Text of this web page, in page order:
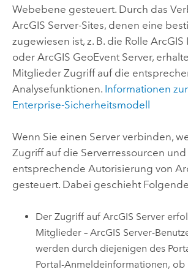
Webebene gesteuert. Durch das
ArcGIS Server-Sites, denen eine
zugewiesen ist, z. B. die Rolle ArcGIS
oder ArcGIS GeoEvent Server,
Mitglieder Zugriff auf die
Analysefunktionen. Informationen
Enterprise-Sicherheitsmodell
Wenn Sie einen Server verbinden,
Zugriff auf die Serverressourcen
entsprechende Autorisierung von
gesteuert. Dabei geschieht
Der Zugriff aufArcGIS Server
Mitglieder –ArcGIS Server-
werden durch diejenigen des
Portal-Anmeldeinformationen, ob